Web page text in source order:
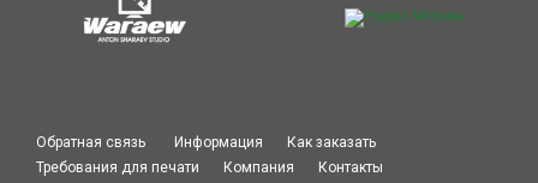
Обратная связь Информация
Как заказать
Требования для печати
Компания Контакты